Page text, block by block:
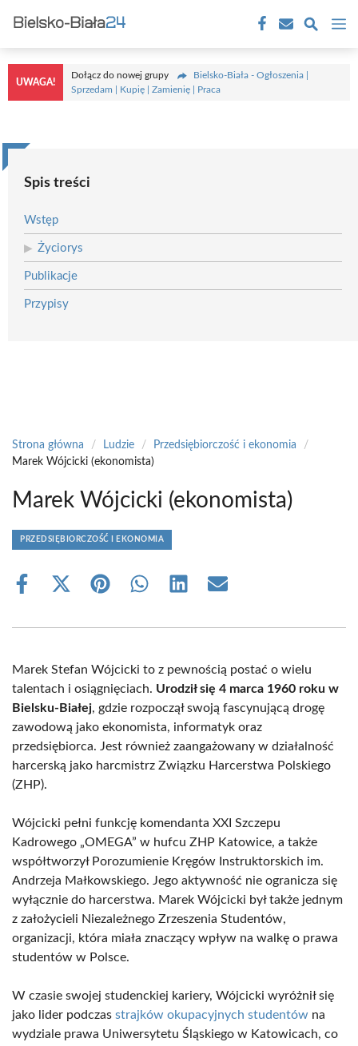
treści
UWAGA!
Dołącz do nowej grupy
Bielsko-Biała - Ogłoszenia |
Sprzedam | Kupię | Zamienię | Praca
Spis treści
Wstęp
Życiorys
Publikacje
Przypisy
Strona główna / Ludzie / Przedsiębiorczość i ekonomia
/
Marek Wójcicki (ekonomista)
Marek Wójcicki (ekonomista)
PRZEDSIĘBIORCZOŚĆ I EKONOMIA
Share
Share
(Twitter)
Share Share Share Share
Marek Stefan Wójcicki to z pewnością postać o wielu
talentach i osiągnięciach. Urodził się 4 marca 1960 roku w
Bielsku-Białej, gdzie rozpoczął swoją fascynującą drogę
zawodową jako ekonomista, informatyk oraz
przedsiębiorca. Jest również zaangażowany w działalność
harcerską jako harcmistrz Związku Harcerstwa Polskiego
(ZHP).
Wójcicki pełni funkcję komendanta XXI Szczepu
Kadrowego „OMEGA” w hufcu ZHP Katowice, a także
współtworzył Porozumienie Kręgów Instruktorskich im.
Andrzeja Małkowskiego. Jego aktywność nie ogranicza się
wyłącznie do harcerstwa. Marek Wójcicki był także jednym
z założycieli Niezależnego Zrzeszenia Studentów,
organizacji, która miała znaczący wpływ na walkę o prawa
studentów w Polsce.
W czasie swojej studenckiej kariery, Wójcicki wyróżnił się
jako lider podczas strajków okupacyjnych studentów na
wydziale prawa Uniwersytetu Śląskiego w Katowicach, co